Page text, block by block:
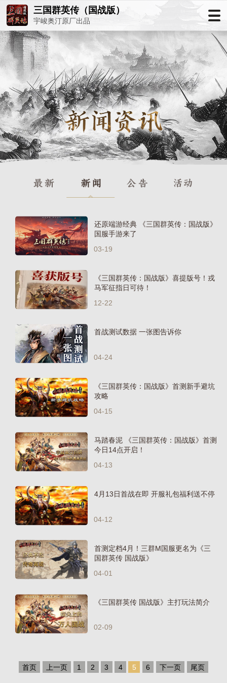
三国群英传（国战版）
宇峻奥汀原厂出品
还原端游经典 《三国群英传：国战版》
国服手游来了
03-19
《三国群英传：国战版》喜提版号！戎
马军征指日可待！
12-22
首战测试数据 一张图告诉你
04-24
《三国群英传：国战版》首测新手避坑
攻略
04-15
马踏春泥 《三国群英传：国战版》首测
今日14点开启！
04-13
4月13日首战在即 开服礼包福利送不停
04-12
首测定档4月！三群M国服更名为《三
国群英传 国战版》
04-01
《三国群英传 国战版》主打玩法简介
02-09
首页 上一页 1 2 3 4 5 6 下一页 尾页